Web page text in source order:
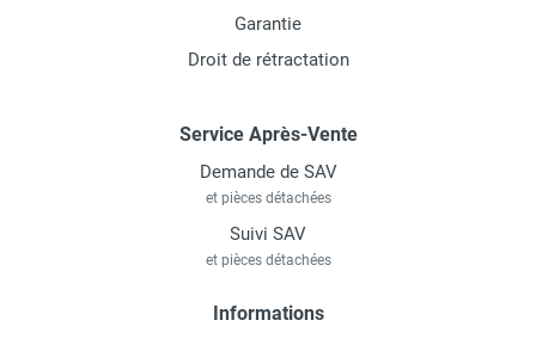
Garantie
Droit de rétractation
Service Après-Vente
Demande de SAV
et pièces détachées
Suivi SAV
et pièces détachées
Informations